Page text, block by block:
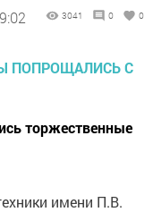
3041 0 0
торжественные
имени П.В.